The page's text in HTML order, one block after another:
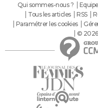
Qui sommes-nous ? Equipe
Tous les articles
RSS
Paramétrer les cookies
©